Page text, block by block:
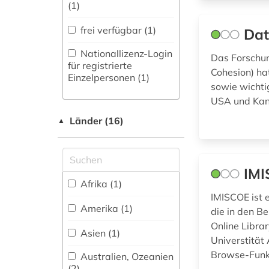
Maschinenbau (0)
Mathematik (0)
Medien- und
Kommunikationswissenschaften,
Kommunikationsdesign (0)
Medizin (3)
Militärwissenschaft
(0)
Musikwissenschaft
(0)
Umweltschutz (3)
Pädagogik (6)
Philosophie (0)
fortschrittsbericht
(1)
frauenbewegung (1)
frauenforschung (1)
frauengeschichte (1)
frühpädagogik (1)
gender (1)
geschichte (4)
geschichtswissenschaft
(1)
frei verfügbar (1)
Nationallizenz-Login
für registrierte
Einzelpersonen (1)
▲ Länder (16)
Afrika (1)
Amerika (1)
Asien (1)
Australien, Ozeanien
Das
Cohesion)
sowie
USA und
IMISCOE
die in den
Online
Universtität
Browse-